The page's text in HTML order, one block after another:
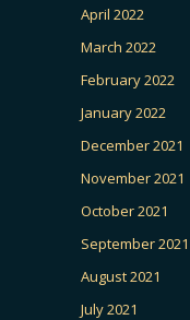
April 2022
March 2022
February 2022
January 2022
December 2021
November 2021
October 2021
September 2021
August 2021
July 2021